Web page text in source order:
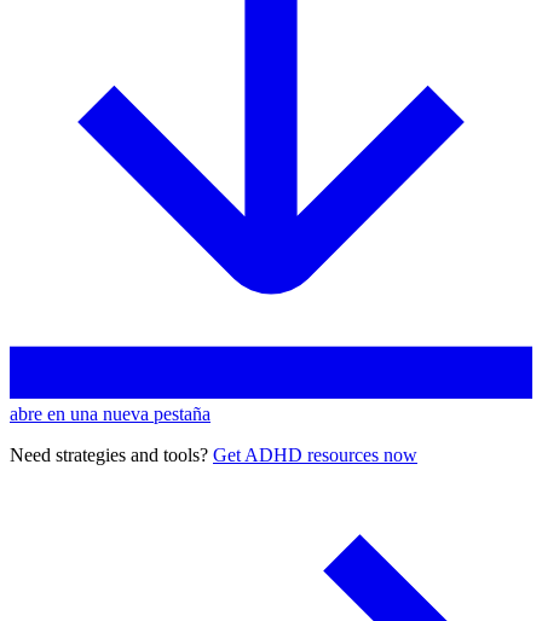
abre en una nueva pestaña
Need strategies and tools? Get ADHD resources now